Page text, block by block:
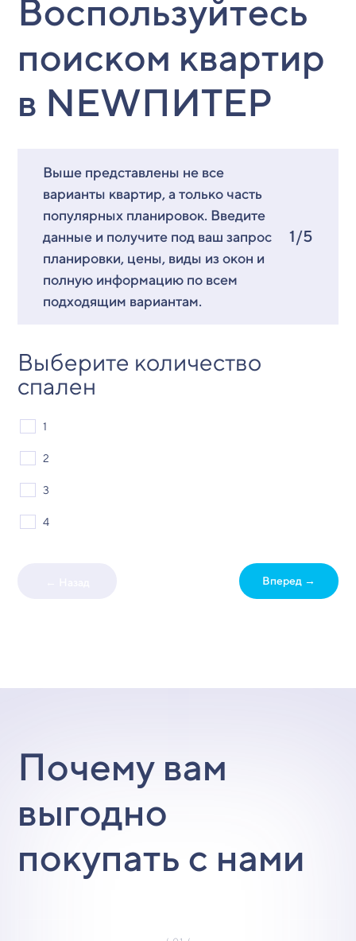
Воспользуйтесь
поиском квартир
в NEWПИТЕР
Выше представлены не все
варианты квартир, а только часть
популярных планировок. Введите
данные и получите под ваш запрос
планировки, цены, виды из окон и
полную информацию по всем
подходящим вариантам.
1/5
Выберите количество
спален
1
2
3
4
Вперед →
Почему вам
выгодно
покупать с нами